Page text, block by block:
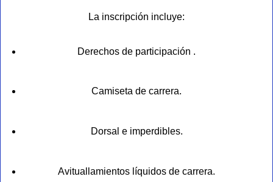
La inscripción incluye:
Derechos de participación .
Camiseta de carrera.
Dorsal e imperdibles.
Avituallamientos líquidos de carrera.